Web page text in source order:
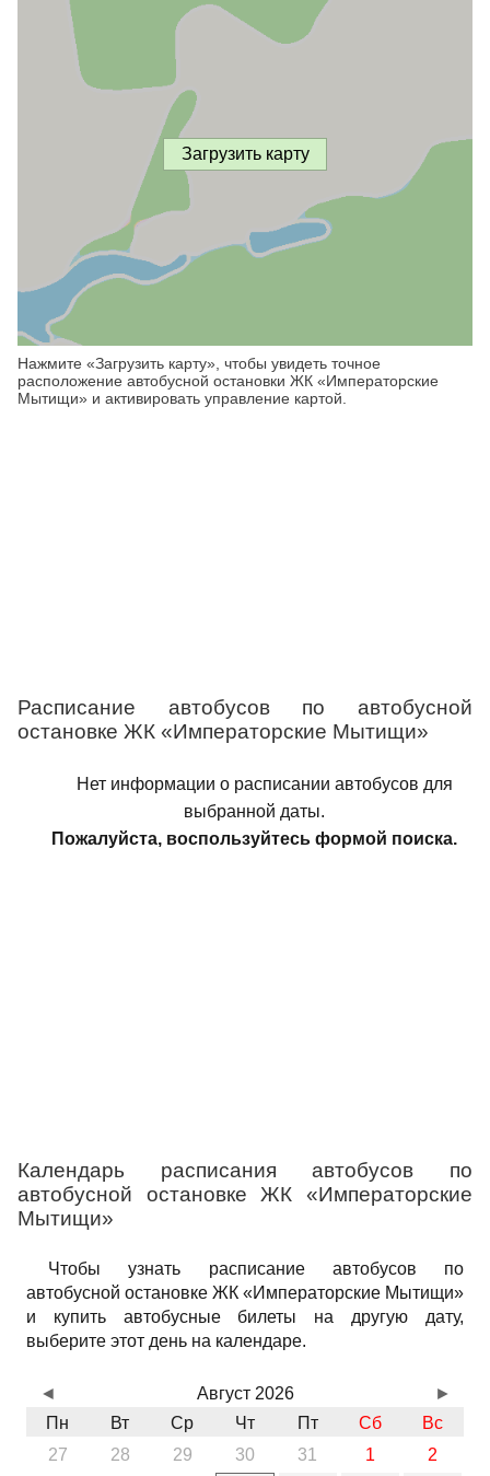
Загрузить карту
Нажмите «Загрузить карту», чтобы увидеть точное
расположение автобусной остановки ЖК «Императорские
Мытищи» и активировать управление картой.
Расписание автобусов по автобусной
остановке ЖК «Императорские Мытищи»
Нет информации о расписании автобусов для
выбранной даты.
Пожалуйста, воспользуйтесь формой поиска.
Календарь расписания автобусов по
автобусной остановке ЖК «Императорские
Мытищи»
Чтобы узнать расписание автобусов по
автобусной остановке ЖК «Императорские Мытищи»
и купить автобусные билеты на другую дату,
выберите этот день на календаре.
Август 2026
Пн
Вт Ср Чт Пт Сб
Вс
27
28 29 30 31 1
2
◄ ►